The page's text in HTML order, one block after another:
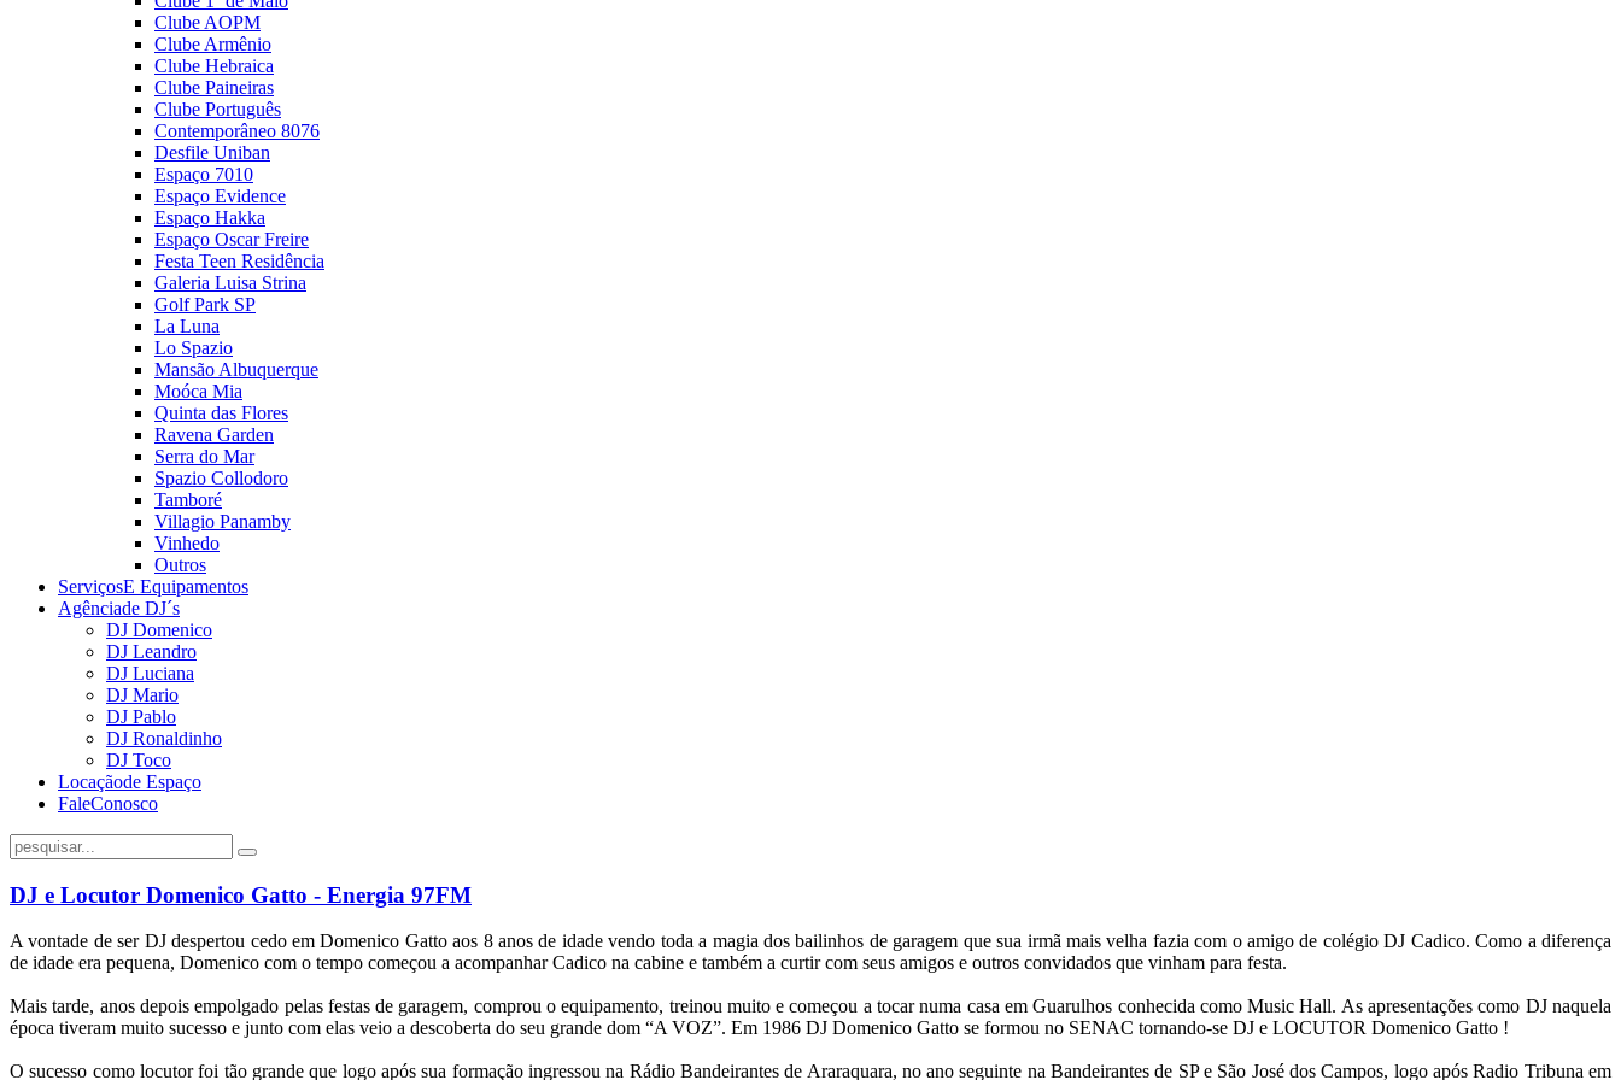
Clube AOPM
Clube Armênio
Clube Hebraica
Clube Paineiras
Clube Português
Contemporâneo 8076
Desfile Uniban
Espaço 7010
Espaço Evidence
Espaço Hakka
Espaço Oscar Freire
Festa Teen Residência
Galeria Luisa Strina
Golf Park SP
La Luna
Lo Spazio
Mansão Albuquerque
Moóca Mia
Quinta das Flores
Ravena Garden
Serra do Mar
Spazio Collodoro
Tamboré
Villagio Panamby
Vinhedo
Outros
ServiçosE Equipamentos
Agênciade DJ´s
DJ Domenico
DJ Leandro
DJ Luciana
DJ Mario
DJ Pablo
DJ Ronaldinho
DJ Toco
Locaçãode Espaço
FaleConosco
DJ e Locutor Domenico Gatto - Energia 97FM
A vontade de ser DJ despertou cedo em Domenico Gatto aos 8 anos de idade vendo toda a magia dos bailinhos de garagem que sua irmã mais velha fazia com o amigo de colégio DJ Cadico. Como a diferença
de idade era pequena, Domenico com o tempo começou a acompanhar Cadico na cabine e também a curtir com seus amigos e outros convidados que vinham para festa.
Mais tarde, anos depois empolgado pelas festas de garagem, comprou o equipamento, treinou muito e começou a tocar numa casa em Guarulhos conhecida como Music Hall. As apresentações como DJ naquela
época tiveram muito sucesso e junto com elas veio a descoberta do seu grande dom “A VOZ”. Em 1986 DJ Domenico Gatto se formou no SENAC tornando-se DJ e LOCUTOR Domenico Gatto !
O sucesso como locutor foi tão grande que logo após sua formação ingressou na Rádio Bandeirantes de Araraquara, no ano seguinte na Bandeirantes de SP e São José dos Campos, logo após Radio Tribuna em